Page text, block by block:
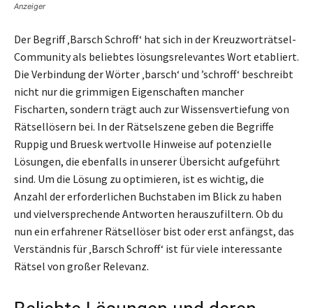
Anzeiger
Der Begriff ‚Barsch Schroff‘ hat sich in der Kreuzworträtsel-
Community als beliebtes lösungsrelevantes Wort etabliert.
Die Verbindung der Wörter ‚barsch‘ und ’schroff‘ beschreibt
nicht nur die grimmigen Eigenschaften mancher
Fischarten, sondern trägt auch zur Wissensvertiefung von
Rätsellösern bei. In der Rätselszene geben die Begriffe
Ruppig und Bruesk wertvolle Hinweise auf potenzielle
Lösungen, die ebenfalls in unserer Übersicht aufgeführt
sind. Um die Lösung zu optimieren, ist es wichtig, die
Anzahl der erforderlichen Buchstaben im Blick zu haben
und vielversprechende Antworten herauszufiltern. Ob du
nun ein erfahrener Rätsellöser bist oder erst anfängst, das
Verständnis für ‚Barsch Schroff‘ ist für viele interessante
Rätsel von großer Relevanz.